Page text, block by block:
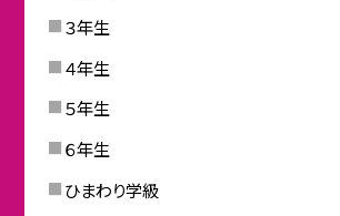
３年生
４年生
５年生
６年生
ひまわり学級